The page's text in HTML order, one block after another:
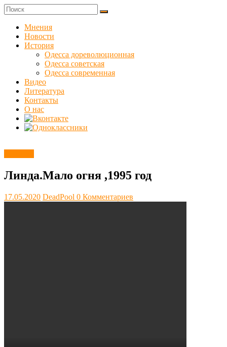
Skip
to
content
Куликовец
Сайт
одесского
сопротивления
Мнения
Новости
История
Одесса дореволюционная
Одесса советская
Одесса современная
Видео
Литература
Контакты
О нас
Линда.Мало огня ,1995 год
17.05.2020 DeadPool 0 Комментариев